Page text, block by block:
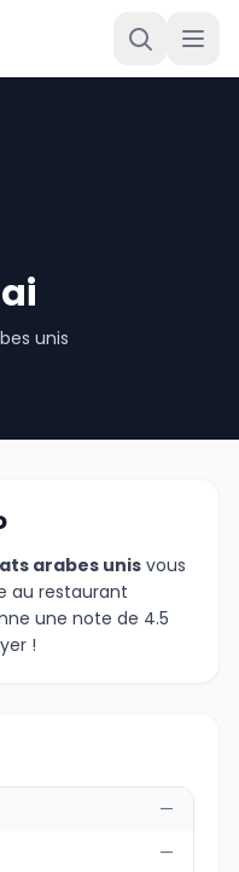
unis
arabes unis vous
au restaurant
une note de 4.5
!
—
—